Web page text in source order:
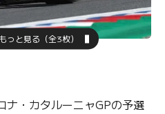
っと見る（全3枚）
・カタルーニャGPの予選